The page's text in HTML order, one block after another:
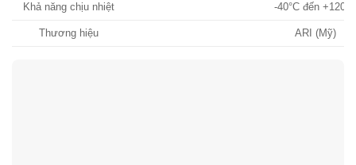
Khả năng chịu nhiệt -40°C đến +120°C
Thương hiệu ARI (Mỹ)